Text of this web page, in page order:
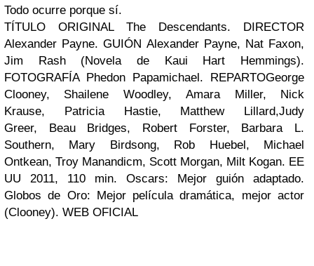
Todo ocurre porque sí.
TÍTULO ORIGINAL The Descendants. DIRECTOR
Alexander Payne. GUIÓN Alexander Payne, Nat Faxon,
Jim Rash (Novela de Kaui Hart Hemmings).
FOTOGRAFÍA Phedon Papamichael. REPARTOGeorge
Clooney, Shailene Woodley,Amara Miller, Nick
Krause, Patricia Hastie, Matthew Lillard,Judy
Greer, Beau Bridges, Robert Forster, Barbara L.
Southern, Mary Birdsong, Rob Huebel, Michael
Ontkean, Troy Manandicm, Scott Morgan, Milt Kogan. EE
UU 2011, 110 min. Oscars: Mejor guión adaptado.
Globos de Oro: Mejor película dramática, mejor actor
(Clooney). WEB OFICIAL